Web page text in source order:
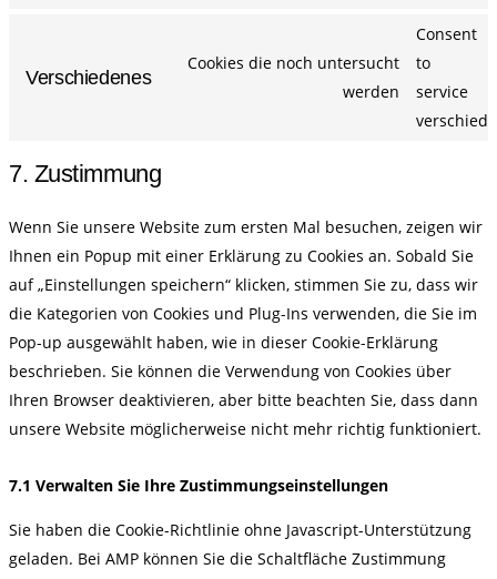
Verschiedenes
Cookies die noch untersucht
werden
Consent
to
service
7. Zustimmung
Wenn Sie unsere Website zum ersten Mal besuchen, zeigen wir
Ihnen ein Popup mit einer Erklärung zu Cookies an. Sobald Sie
auf „Einstellungen speichern“ klicken, stimmen Sie zu, dass wir
die Kategorien von Cookies und Plug-Ins verwenden, die Sie im
Pop-up ausgewählt haben, wie in dieser Cookie-Erklärung
beschrieben. Sie können die Verwendung von Cookies über
Ihren Browser deaktivieren, aber bitte beachten Sie, dass dann
unsere Website möglicherweise nicht mehr richtig funktioniert.
7.1 Verwalten Sie Ihre Zustimmungseinstellungen
Sie haben die Cookie-Richtlinie ohne Javascript-Unterstützung
geladen. Bei AMP können Sie die Schaltfläche Zustimmung